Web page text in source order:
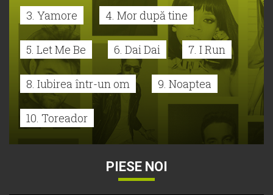
3. Yamore 4. Mor după tine
5. Let Me Be 6. Dai Dai 7. I Run
8. Iubirea într-un om 9. Noaptea
10. Toreador
PIESE NOI